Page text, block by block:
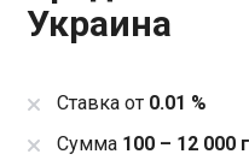
Украина
Ставка от 0.01 %
Сумма 100 – 12 000